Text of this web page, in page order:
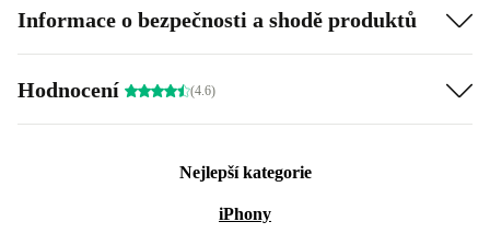
Informace o bezpečnosti a shodě produktů
Hodnocení (4.6)
Nejlepší kategorie
iPhony